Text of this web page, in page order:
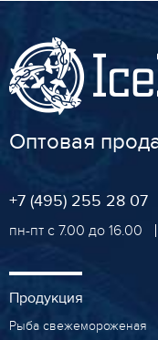
Оптовая
+7 (495) 255 28 07
пн-пт с 7.00 до 16.00
Продукция
Рыба свежемороженая